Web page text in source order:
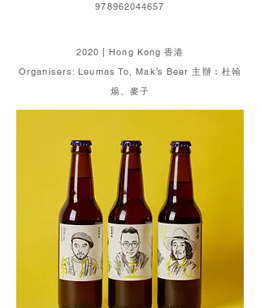
978962044657
2020 | Hong Kong 香港
Organisers: Leumas To, Mak’s Beer 主辦︰杜翰
煬、麥子